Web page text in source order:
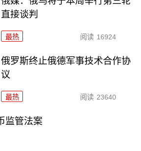
直接谈判
最热 阅读 16924
俄罗斯终止俄德军事技术合作协
议
最热 阅读 23640
监管法案